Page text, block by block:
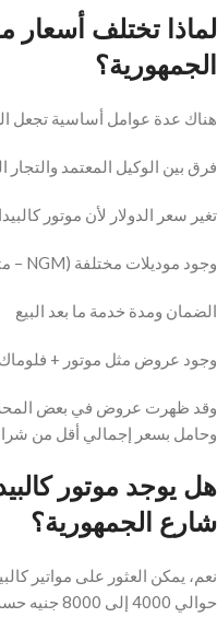
الجمهورية؟
هناك عدة عوامل أساسية تجعل
فرق بين الوكيل المعتمد والتجار
تغير سعر الدولار لأن موتور
وجود موديلات مختلفة (NGM – متعددة المراحل)
الضمان ومدة خدمة ما بعد البيع
وجود عروض مثل موتور +
وقد ظهرت عروض في بعض
وحامل بسعر إجمالي أقل من
شارع الجمهورية؟
نعم، يمكن العثور على مواتير
حوالي 4000 إلى 8000 جنيه حسب الحالة.